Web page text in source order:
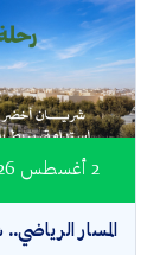
المسار
2 أغسطس 2026